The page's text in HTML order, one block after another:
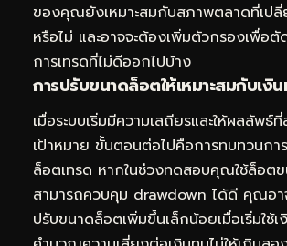
ของคุณยังเหมาะสมกับสภาพตลาดที่เปลี่
หรือไม่ และอาจจะต้องเพิ่มตัวกรองเพื่
การเทรดที่ไม่ดีออกไปบ้าง
การปรับขนาดล็อตให้เหมาะสมกับเงิ
เมื่อระบบเริ่มมีความเสถียรและให้ผลลัพ
เป้าหมาย ขั้นตอนต่อไปคือการทบทวนกา
ล็อตเทรด หากในช่วงทดสอบคุณใช้ล็อต
สามารถควบคุม drawdown ได้ดี คุณอา
ปรับขนาดล็อตเพิ่มขึ้นเล็กน้อยเมื่อเริ่มใช้